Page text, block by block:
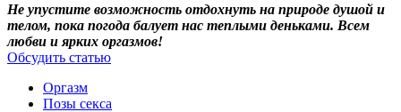
Не упустите возможность отдохнуть на природе душой и
телом, пока погода балует нас теплыми деньками. Всем
любви и ярких оргазмов!
Обсудить статью
Оргазм
Позы секса